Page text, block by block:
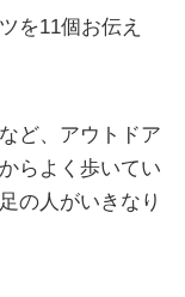
を11個お伝え
ど、アウトドア
らよく歩いてい
の人がいきなり